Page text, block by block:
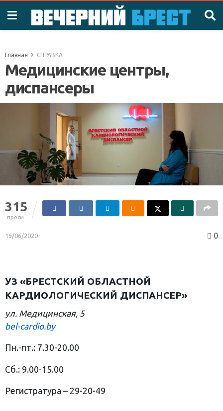
Главная СПРАВКА
Медицинские центры,
диспансеры
315
просм.
19/06/2020 0
УЗ «БРЕСТСКИЙ ОБЛАСТНОЙ
КАРДИОЛОГИЧЕСКИЙ ДИСПАНСЕР»
ул. Медицинская, 5
bel-cardio.by
Пн.-пт.: 7.30-20.00
Сб.: 9.00-15.00
Регистратура – 29-20-49